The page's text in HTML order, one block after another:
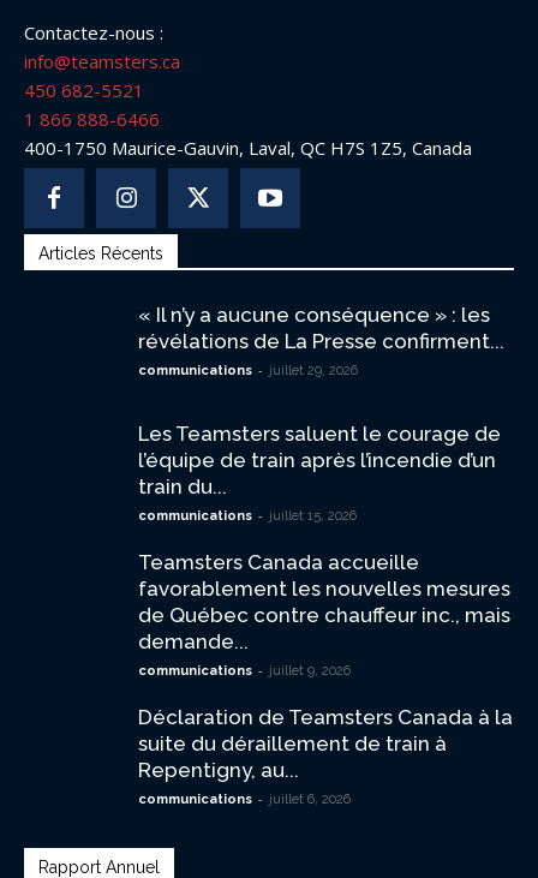
Contactez-nous :
info@teamsters.ca
450 682-5521
1 866 888-6466
400-1750 Maurice-Gauvin, Laval, QC H7S 1Z5, Canada
Articles Récents
« Il n’y a aucune conséquence » : les
révélations de La Presse confirment...
communications - juillet 29, 2026
Les Teamsters saluent le courage de
l’équipe de train après l’incendie d’un
train du...
communications - juillet 15, 2026
Teamsters Canada accueille
favorablement les nouvelles mesures
de Québec contre chauffeur inc., mais
demande...
communications - juillet 9, 2026
Déclaration de Teamsters Canada à la
suite du déraillement de train à
Repentigny, au...
communications - juillet 6, 2026
Rapport Annuel